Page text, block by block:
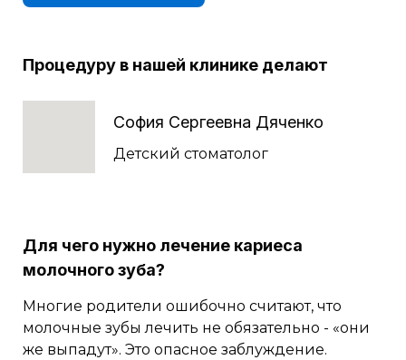
Процедуру в нашей клинике делают
София Сергеевна Дяченко
Детский стоматолог
Для чего нужно лечение кариеса
молочного зуба?
Многие родители ошибочно считают, что
молочные зубы лечить не обязательно - «они
же выпадут». Это опасное заблуждение.